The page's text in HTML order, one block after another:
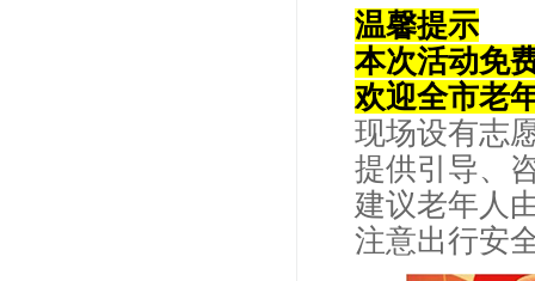
温馨提示
本次活动免
欢迎全市老
现场设有志
提供引导、
建议老年人
注意出行安